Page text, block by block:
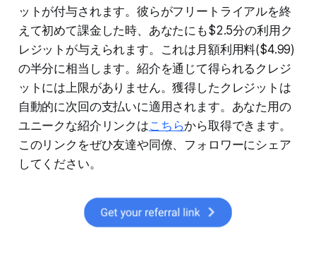
ットが付与されます。彼らがフリートライアルを終
えて初めて課金した時、あなたにも$2.5分の利用ク
レジットが与えられます。これは月額利用料($4.99)
の半分に相当します。紹介を通じて得られるクレジ
ットには上限がありません。獲得したクレジットは
自動的に次回の支払いに適用されます。あなた用の
ユニークな紹介リンクはこちらから取得できます。
このリンクをぜひ友達や同僚、フォロワーにシェア
してください。